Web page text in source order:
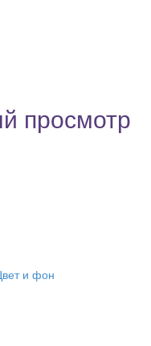
просмотр
и фон